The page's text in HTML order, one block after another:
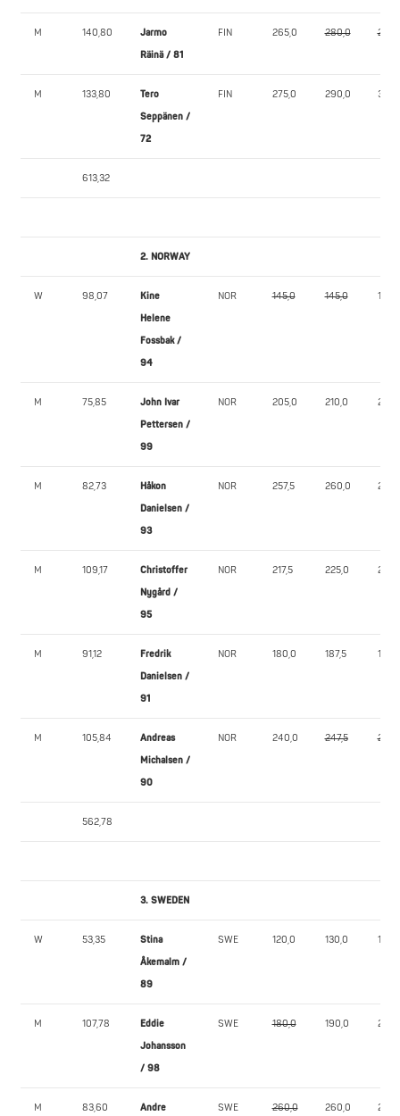
M 140,80
Jarmo
Räinä / 81
FIN 265,0 280,0
M 133,80
Tero
Seppänen /
72
FIN 275,0 290,0
613,32
2. NORWAY
W 98,07
Kine
Helene
Fossbak /
94
NOR 145,0 145,0 145,0
M 75,85
John Ivar
Pettersen /
99
NOR 205,0 210,0 217,5
M 82,73
Håkon
Danielsen /
93
NOR 257,5 260,0
M 109,17
Christoffer
Nygård /
95
NOR 217,5 225,0 232,5
M 91,12
Fredrik
Danielsen /
91
NOR 180,0 187,5 192,5
M 105,84
Andreas
Michalsen /
90
NOR 240,0 247,5 247,5
562,78
3. SWEDEN
W 53,35
Stina
Åkemalm /
89
SWE 120,0 130,0 135,0
M 107,78
Eddie
Johansson
/ 98
SWE 180,0 190,0
M 83,60 Andre SWE 260,0 260,0